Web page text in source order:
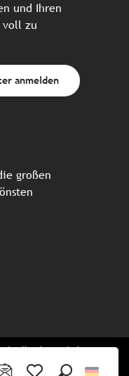
und Ihren
voll zu
anmelden
großen
allen bretonischen